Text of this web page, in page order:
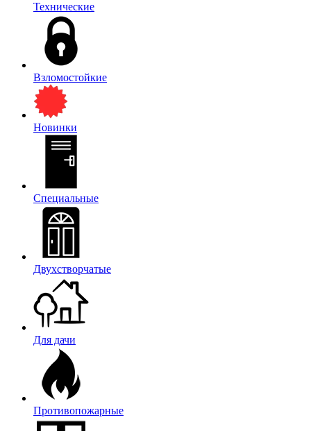
Технические
Взломостойкие
Новинки
Специальные
Двухстворчатые
Для дачи
Противопожарные